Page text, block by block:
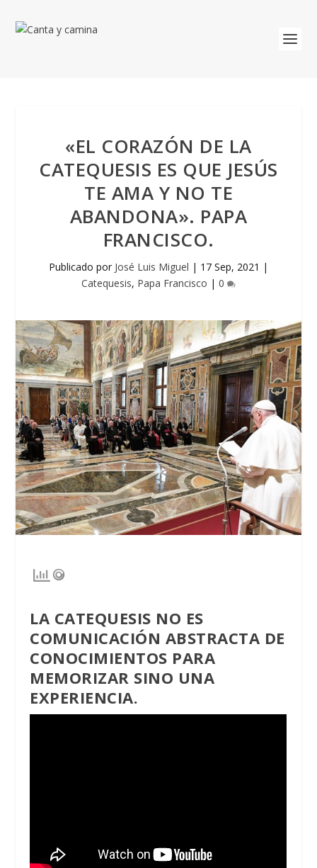
«EL CORAZÓN DE LA
CATEQUESIS ES QUE JESÚS
TE AMA Y NO TE
ABANDONA». PAPA
FRANCISCO.
Publicado por José Luis Miguel | 17 Sep, 2021 |
Catequesis, Papa Francisco | 0
LA CATEQUESIS NO ES
COMUNICACIÓN ABSTRACTA DE
CONOCIMIENTOS PARA
MEMORIZAR SINO UNA
EXPERIENCIA.